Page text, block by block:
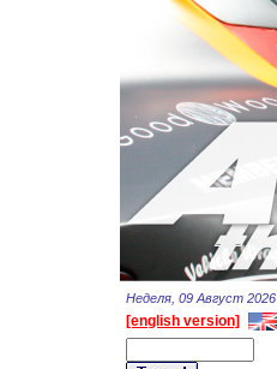
Неделя, 09 Август 2026
[english version]